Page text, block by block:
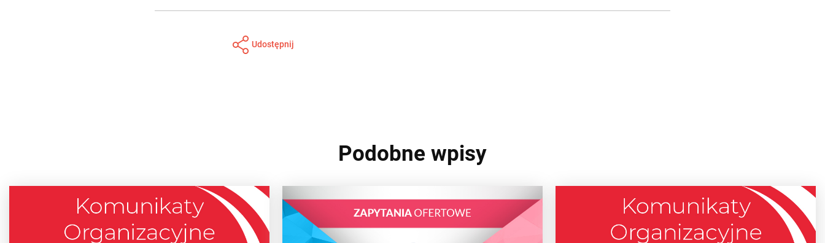
Udostępnij
Podobne wpisy